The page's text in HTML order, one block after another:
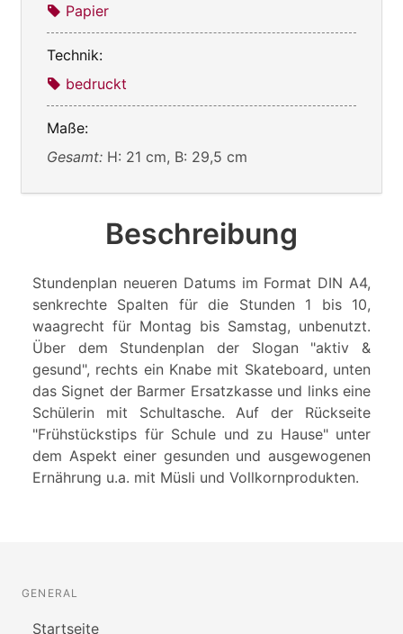
Papier
Technik:
bedruckt
Maße:
Gesamt: H: 21 cm, B: 29,5 cm
Beschreibung
Stundenplan neueren Datums im Format DIN A4,
senkrechte Spalten für die Stunden 1 bis 10,
waagrecht für Montag bis Samstag, unbenutzt.
Über dem Stundenplan der Slogan "aktiv &
gesund", rechts ein Knabe mit Skateboard, unten
das Signet der Barmer Ersatzkasse und links eine
Schülerin mit Schultasche. Auf der Rückseite
"Frühstückstips für Schule und zu Hause" unter
dem Aspekt einer gesunden und ausgewogenen
Ernährung u.a. mit Müsli und Vollkornprodukten.
GENERAL
Startseite